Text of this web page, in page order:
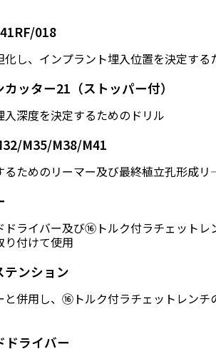
018
し、インプラント埋入位置を決定する
ッター21（ストッパー付）
深度を決定するためのドリル
M35/M38/M41
るためのリーマー及び最終植立孔形成
ライバー及び⑯トルク付ラチェットレ
り付けて使用
テンション
併用し、⑯トルク付ラチェットレンチ
ドライバー